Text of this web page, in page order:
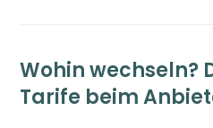
Wohin wechseln?
Tarife beim